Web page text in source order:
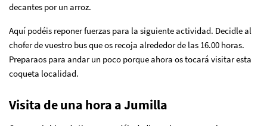
decantes por un arroz.
Aquí podéis reponer fuerzas para la siguiente actividad. Decidle al
chofer de vuestro bus que os recoja alrededor de las 16.00 horas.
Preparaos para andar un poco porque ahora os tocará visitar esta
coqueta localidad.
Visita de una hora a Jumilla